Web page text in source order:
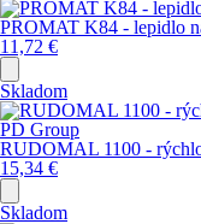
PROMAT K84 - lepidlo
11,72 €
Skladom
PD Group
RUDOMAL 1100 -
15,34 €
Skladom